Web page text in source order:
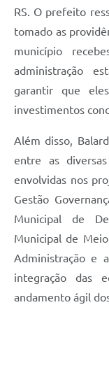
RS. O prefeito
tomado as
município
administração
garantir que
investimentos
Além disso,
entre as
envolvidas nos
Gestão
Municipal de
Municipal de
Administração e
integração das
andamento ágil